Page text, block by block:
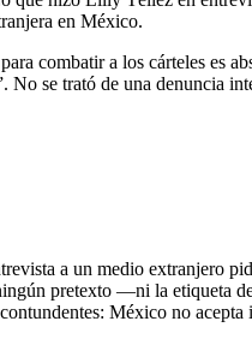
en México.
combatir a los cárteles es
se trató de una denuncia
a un medio extranjero
pretexto —ni la etiqueta
México no